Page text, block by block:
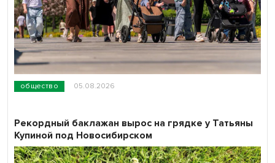
общество 05.08.2026
Рекордный баклажан вырос на грядке у Татьяны
Купиной под Новосибирском